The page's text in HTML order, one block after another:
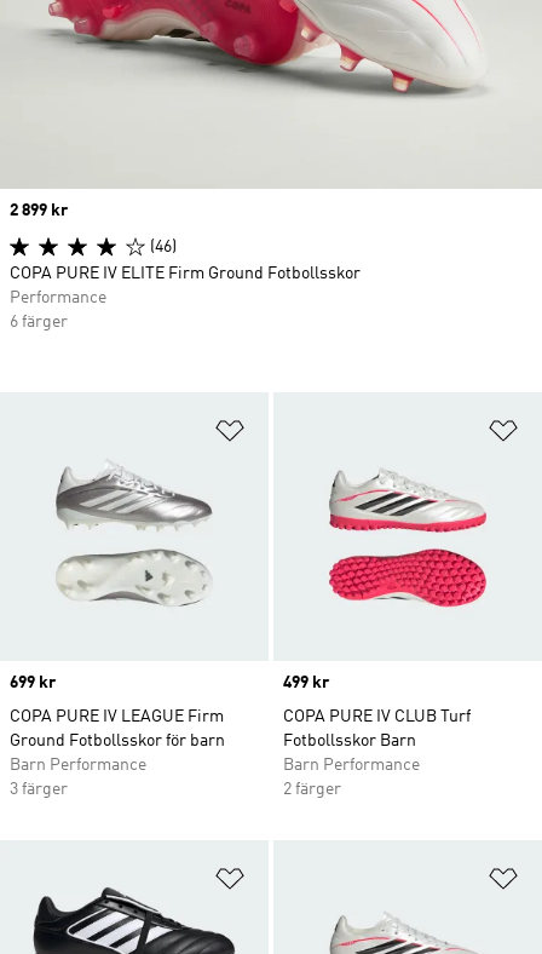
Price
699 kr
COPA PURE IV LEAGUE Firm
Ground Fotbollsskor för barn
Barn Performance
3 färger
Price
499 kr
COPA PURE IV CLUB Turf
Fotbollsskor Barn
Barn Performance
2 färger
Price
2 899 kr
(46)
COPA PURE IV ELITE Firm Ground Fotbollsskor
Performance
6 färger